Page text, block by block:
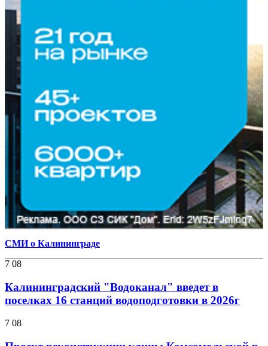
СМИ о Калининграде
7 08
Калининградский "Водоканал" введет в
поселках 16 станций водоподготовки в 2026г
7 08